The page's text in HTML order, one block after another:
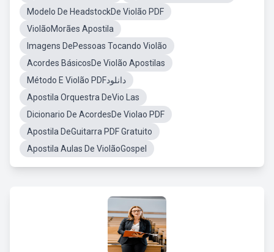
Modelo De HeadstockDe Violão PDF
ViolãoMorães Apostila
Imagens DePessoas Tocando Violão
Acordes BásicosDe Violão Apostilas
Método E Violão PDFدانلود
Apostila Orquestra DeVio Las
Dicionario De AcordesDe Violao PDF
Apostila DeGuitarra PDF Gratuito
Apostila Aulas De ViolãoGospel